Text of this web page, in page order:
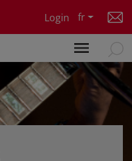
Login
fr